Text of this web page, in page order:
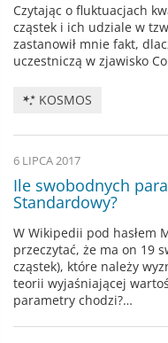
Czytając o fluktuacjach
cząstek i ich udziale w
zastanowił mnie fakt,
uczestniczą w zjawisko
KOSMOS
6 LIPCA 2017
Ile swobodnych
Standardowy?
W Wikipedii pod hasłem
przeczytać, że ma on 19
cząstek), które należy
teorii wyjaśniającej
parametry chodzi?…